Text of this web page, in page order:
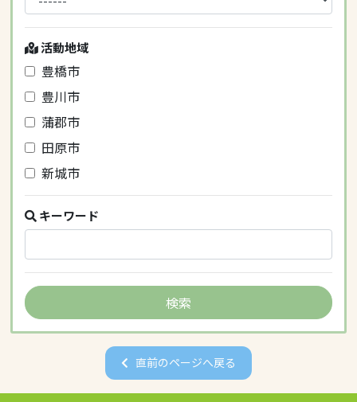
活動地域
豊橋市
豊川市
蒲郡市
田原市
新城市
キーワード
直前のページへ戻る